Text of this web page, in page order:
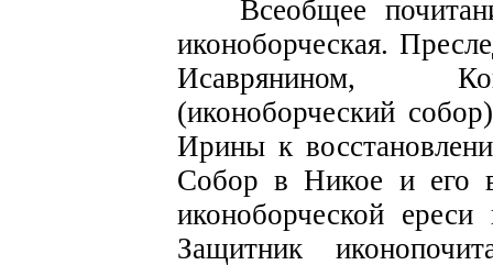
Всеобщее
иконоборческая.
Исаврянином,
(иконоборческий со
Ирины к вос
Собор в Никое и его
иконоборческой ереси
Защитник